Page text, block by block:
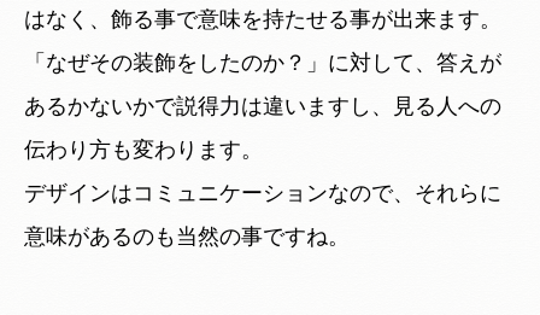
はなく、飾る事で意味を持たせる事が出来ます。
「なぜその装飾をしたのか？」に対して、答えが
あるかないかで説得力は違いますし、見る人への
伝わり方も変わります。
デザインはコミュニケーションなので、それらに
意味があるのも当然の事ですね。